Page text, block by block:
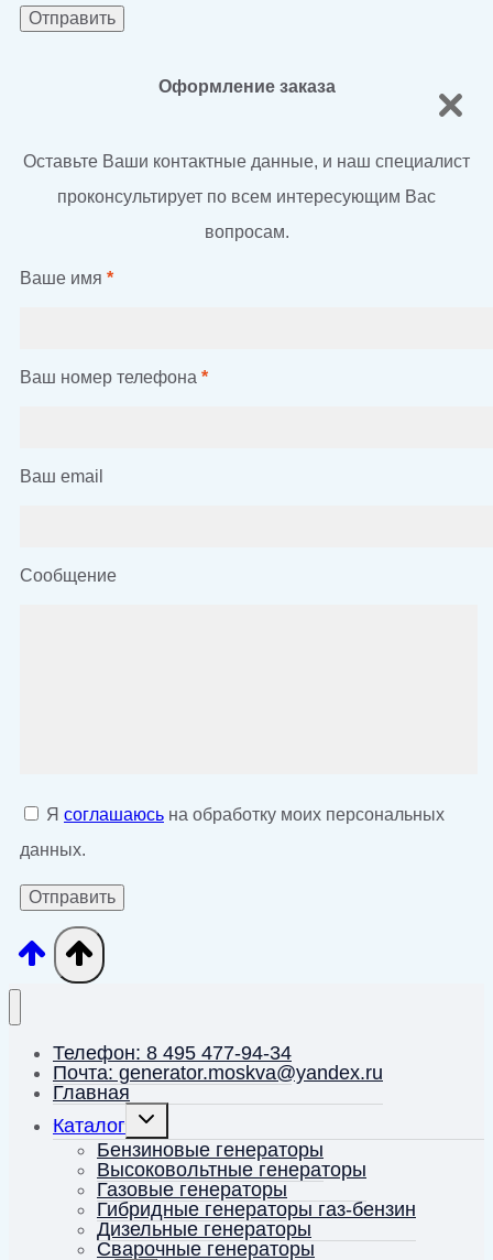
Оформление заказа
Оставьте Ваши контактные данные, и наш специалист
проконсультирует по всем интересующим Вас
вопросам.
Ваше имя *
Ваш номер телефона *
Ваш email
Сообщение
Я соглашаюсь на обработку моих персональных
данных.
Телефон: 8 495 477-94-34
Почта: generator.moskva@yandex.ru
Главная
Каталог
Переключить
меню
Бензиновые генераторы
Высоковольтные генераторы
Газовые генераторы
Гибридные генераторы газ-бензин
Дизельные генераторы
Сварочные генераторы